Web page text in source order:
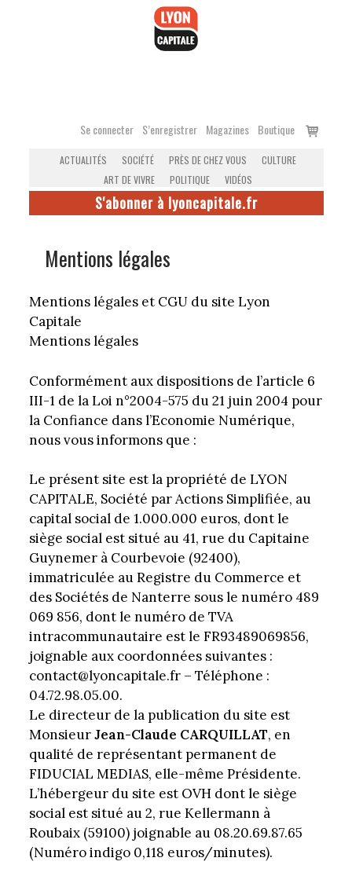
Se connecter S’enregistrer Magazines Boutique
Voir
ACTUALITÉS SOCIÉTÉ PRÈS DE CHEZ VOUS
CULTURE
ART DE VIVRE
POLITIQUE VIDÉOS
S'abonner à lyoncapitale.fr
Mentions légales
Mentions légales et CGU du site Lyon
Capitale
Mentions légales
Conformément aux dispositions de l’article 6
III-1 de la Loi n°2004-575 du 21 juin 2004 pour
la Confiance dans l’Economie Numérique,
nous vous informons que :
Le présent site est la propriété de LYON
CAPITALE, Société par Actions Simplifiée, au
capital social de 1.000.000 euros, dont le
siège social est situé au 41, rue du Capitaine
Guynemer à Courbevoie (92400),
immatriculée au Registre du Commerce et
des Sociétés de Nanterre sous le numéro 489
069 856, dont le numéro de TVA
intracommunautaire est le FR93489069856,
joignable aux coordonnées suivantes :
contact@lyoncapitale.fr – Téléphone :
04.72.98.05.00.
Le directeur de la publication du site est
MonsieurJean-Claude CARQUILLAT, en
qualité de représentant permanent de
FIDUCIAL MEDIAS, elle-même Présidente.
L’hébergeur du site est OVH dont le siège
social est situé au 2, rue Kellermann à
Roubaix (59100) joignable au 08.20.69.87.65
(Numéro indigo 0,118 euros/minutes).